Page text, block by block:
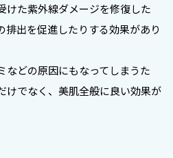
けた紫外線ダメージを修復した
排出を促進したりする効果があり
などの原因にもなってしまうた
けでなく、美肌全般に良い効果が